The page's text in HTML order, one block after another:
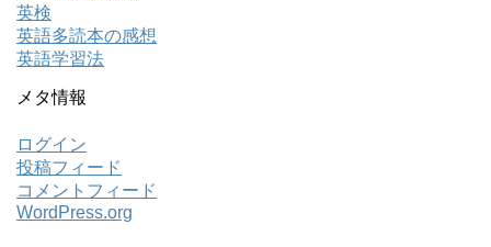
英検
英語多読本の感想
英語学習法
メタ情報
ログイン
投稿フィード
コメントフィード
WordPress.org